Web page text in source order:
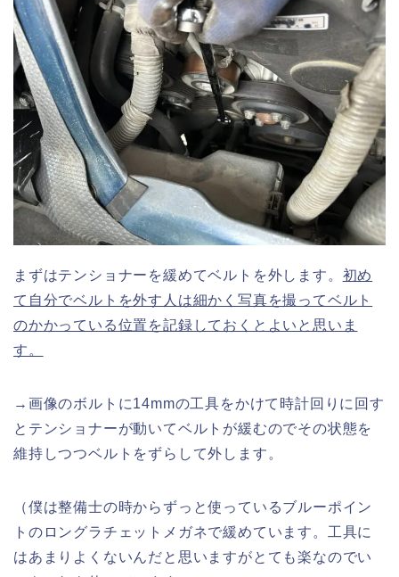
まずはテンショナーを緩めてベルトを外します。 初め
て自分でベルトを外す人は細かく写真を撮ってベルト
のかかっている位置を記録しておくとよいと思いま
す。
→画像のボルトに14mmの工具をかけて時計回りに回す
とテンショナーが動いてベルトが緩むのでその状態を
維持しつつベルトをずらして外します。
（僕は整備士の時からずっと使っているブルーポイン
トのロングラチェットメガネで緩めています。工具に
はあまりよくないんだと思いますがとても楽なのでい